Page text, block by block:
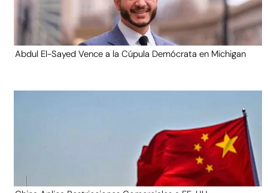
Abdul El-Sayed Vence a la Cúpula Demócrata en Michigan